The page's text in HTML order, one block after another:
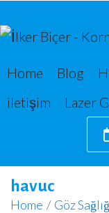
Home Blog
iletişim
Lazer
havuc
Home / Göz